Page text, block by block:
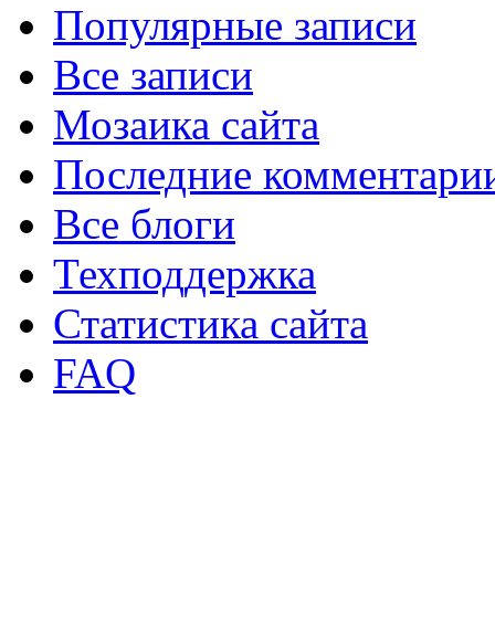
Популярные записи
Все записи
Мозаика сайта
Последние
Все блоги
Техподдержка
Статистика сайта
FAQ